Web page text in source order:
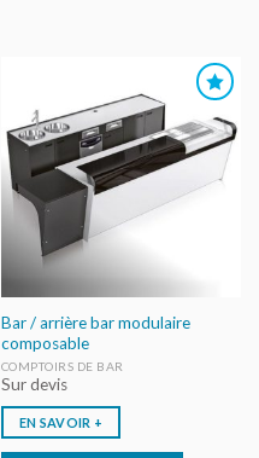
AJOUTER
AU DEVIS
Bar / arrière bar modulaire
composable
COMPTOIRS DE BAR
Sur devis
EN SAVOIR +